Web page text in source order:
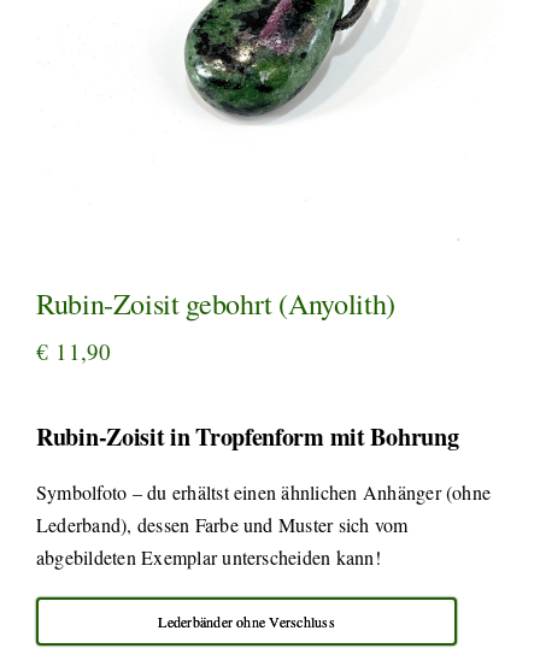
Rubin-Zoisit gebohrt (Anyolith)
€ 11,90
Rubin-Zoisit in Tropfenform mit Bohrung
Symbolfoto – du erhältst einen ähnlichen Anhänger (ohne
Lederband), dessen Farbe und Muster sich vom
abgebildeten Exemplar unterscheiden kann!
Lederbänder ohne Verschluss